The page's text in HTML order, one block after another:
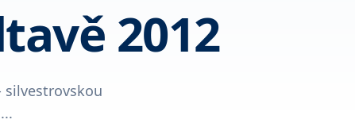
2012
silvestrovskou